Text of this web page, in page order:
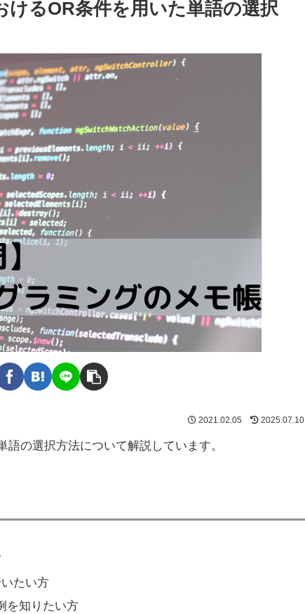
けるOR条件を用いた単語の選択
2021.02.05 2025.07.10
の選択方法について解説しています。
たい方
を知りたい方